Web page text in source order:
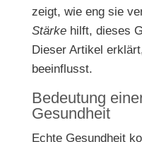
zeigt, wie eng sie
Stärkehilft, dieses
Dieser Artikel
beeinflusst.
Bedeutung
Gesundheit
Echte Gesundheit